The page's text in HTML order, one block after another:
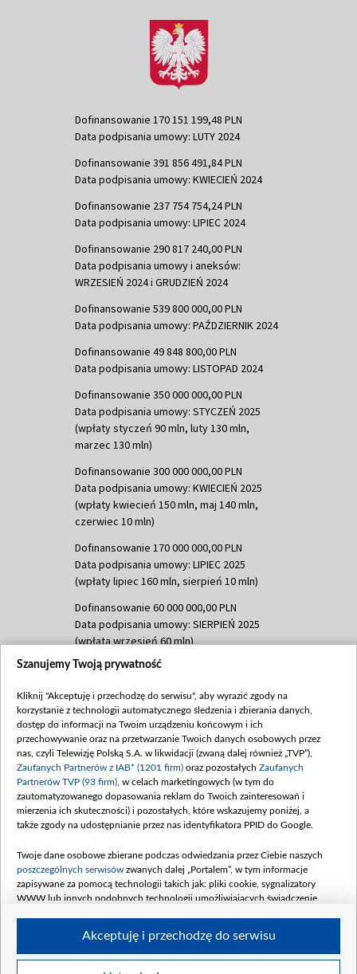
Dofinansowanie 170 151 199,48 PLN
Data podpisania umowy: LUTY 2024
Dofinansowanie 391 856 491,84 PLN
Data podpisania umowy: KWIECIEŃ 2024
Dofinansowanie 237 754 754,24 PLN
Data podpisania umowy: LIPIEC 2024
Dofinansowanie 290 817 240,00 PLN
Data podpisania umowy i aneksów:
WRZESIEŃ 2024 i GRUDZIEŃ 2024
Dofinansowanie 539 800 000,00 PLN
Data podpisania umowy: PAŹDZIERNIK 2024
Dofinansowanie 49 848 800,00 PLN
Data podpisania umowy: LISTOPAD 2024
Dofinansowanie 350 000 000,00 PLN
Data podpisania umowy: STYCZEŃ 2025
(wpłaty styczeń 90 mln, luty 130 mln,
marzec 130 mln)
Dofinansowanie 300 000 000,00 PLN
Data podpisania umowy: KWIECIEŃ 2025
(wpłaty kwiecień 150 mln, maj 140 mln,
czerwiec 10 mln)
Dofinansowanie 170 000 000,00 PLN
Data podpisania umowy: LIPIEC 2025
(wpłaty lipiec 160 mln, sierpień 10 mln)
Dofinansowanie 60 000 000,00 PLN
Data podpisania umowy: SIERPIEŃ 2025
(wpłata wrzesień 60 mln)
Dofinansowanie 635 783 051,21 PLN
(wpłata wrzesień 100 mln, październik 350
mln, listopad 265 mln)
Dofinansowanie 48 862 000,00 PLN
Data podpisania umowy: GRUDZIEŃ 2025
(wpłata grudzień 60,548 mln)
Dofinansowanie 900 000 000,00 PLN
Data podpisania umowy: LUTY 2026 (wpłata
kwiecień 180 mln, 7 maja 180 mln, 8
czerwca 90 mln)
Dofinansowanie 250 000 000,00 PLN
4 sierpnia 250 mln
Szanujemy Twoją prywatność
Kliknij "Akceptuję i przechodzę do serwisu", aby wyrazić zgody na
korzystanie z technologii automatycznego śledzenia i zbierania danych,
dostęp do informacji na Twoim urządzeniu końcowym i ich
przechowywanie oraz na przetwarzanie Twoich danych osobowych przez
nas, czyli Telewizję Polską S.A. w likwidacji (zwaną dalej również „TVP”),
Zaufanych Partnerów z IAB* (1201 firm) oraz pozostałych Zaufanych
Partnerów TVP (93 firm) , w celach marketingowych (w tym do
zautomatyzowanego dopasowania reklam do Twoich zainteresowań i
mierzenia ich skuteczności) i pozostałych, które wskazujemy poniżej, a
także zgody na udostępnianie przez nas identyfikatora PPID do Google.
Twoje dane osobowe zbierane podczas odwiedzania przez Ciebie naszych
poszczególnych serwisów zwanych dalej „Portalem”, w tym informacje
zapisywane za pomocą technologii takich jak: pliki cookie, sygnalizatory
WWW lub innych podobnych technologii umożliwiających świadczenie
Twoje dane osobowe zbierane podczas odwiedzania przez Ciebie
Akceptuję i przechodzę do serwisu